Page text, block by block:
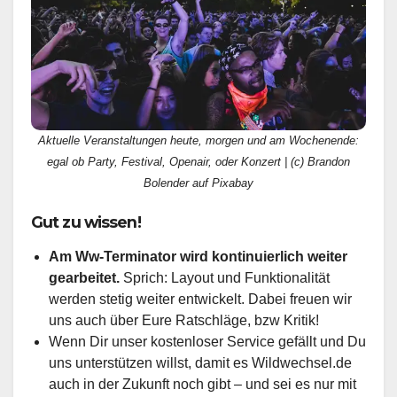
Aktuelle Veranstaltungen heute, morgen und am Wochenende:
egal ob Party, Festival, Openair, oder Konzert | (c) Brandon
Bolender auf Pixabay
Gut zu wissen!
Am Ww-Terminator wird kontinuierlich weiter
gearbeitet. Sprich: Layout und Funktionalität
werden stetig weiter entwickelt. Dabei freuen wir
uns auch über Eure Ratschläge, bzw Kritik!
Wenn Dir unser kostenloser Service gefällt und Du
uns unterstützen willst, damit es Wildwechsel.de
auch in der Zukunft noch gibt – und sei es nur mit